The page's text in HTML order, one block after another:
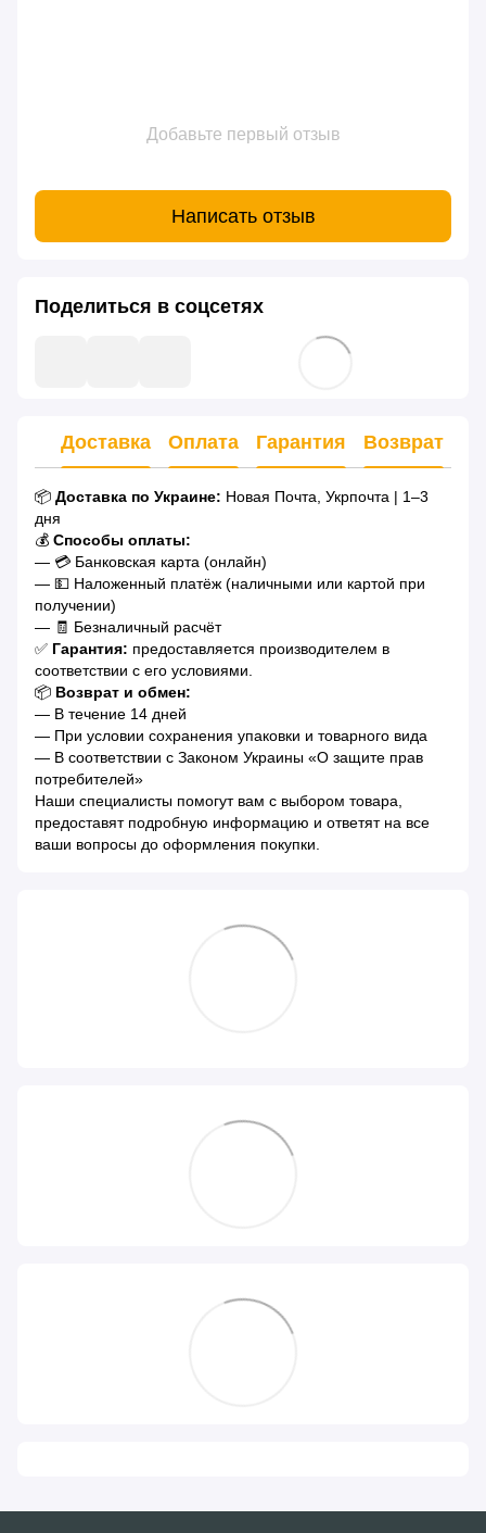
Добавьте первый отзыв
Написать отзыв
Поделиться в соцсетях
Доставка Оплата Гарантия Возврат
📦 Доставка по Украине: Новая Почта, Укрпочта | 1–3
дня
💰 Способы оплаты:
— 💳 Банковская карта (онлайн)
— 💵 Наложенный платёж (наличными или картой при
получении)
— 🧾 Безналичный расчёт
✅ Гарантия: предоставляется производителем в
соответствии с его условиями.
📦 Возврат и обмен:
— В течение 14 дней
— При условии сохранения упаковки и товарного вида
— В соответствии с Законом Украины «О защите прав
потребителей»
Наши специалисты помогут вам с выбором товара,
предоставят подробную информацию и ответят на все
ваши вопросы до оформления покупки.